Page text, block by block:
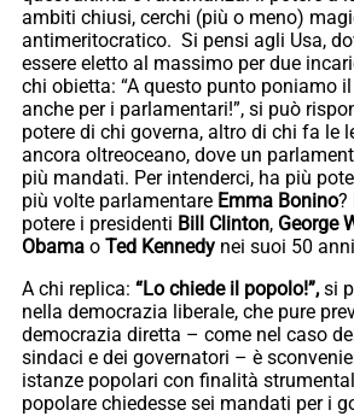
ambiti chiusi, cerchi (più o meno)
antimeritocratico. Si pensi agli Usa,
essere eletto al massimo per due
chi obietta: “A questo punto poniamo
anche per i parlamentari!”, si può
potere di chi governa, altro di chi fa le
ancora oltreoceano, dove un
più mandati. Per intenderci, ha più
più volte parlamentare Emma Bonino?
potere i presidenti Bill Clinton, George
Obama o Ted Kennedy nei suoi 50
A chi replica: “Lo chiede il popolo!”, si
nella democrazia liberale, che pure
democrazia diretta – come nel caso
sindaci e dei governatori – è
istanze popolari con finalità
popolare chiedesse sei mandati per i